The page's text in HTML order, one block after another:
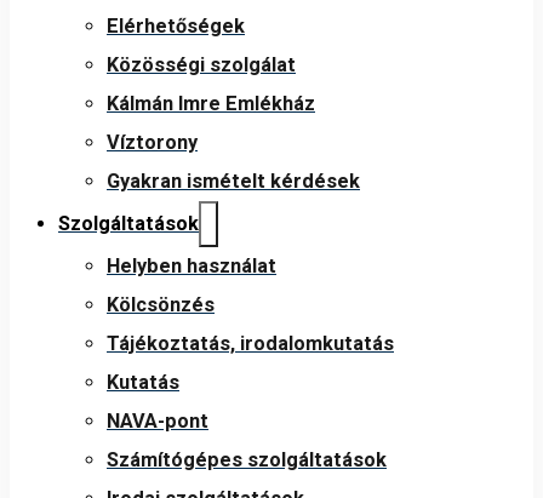
Elérhetőségek
Közösségi szolgálat
Kálmán Imre Emlékház
Víztorony
Gyakran ismételt kérdések
Szolgáltatások
Helyben használat
Kölcsönzés
Tájékoztatás, irodalomkutatás
Kutatás
NAVA-pont
Számítógépes szolgáltatások